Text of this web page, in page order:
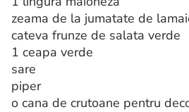
zeama de la jumatate de
cateva frunze de salata verde
1 ceapa verde
sare
piper
o cana de crutoane pentru